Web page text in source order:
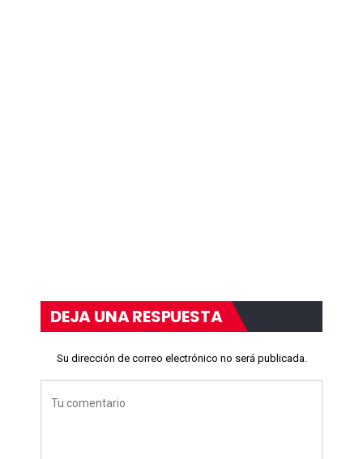
DEJA UNA RESPUESTA
Su dirección de correo electrónico no será publicada.